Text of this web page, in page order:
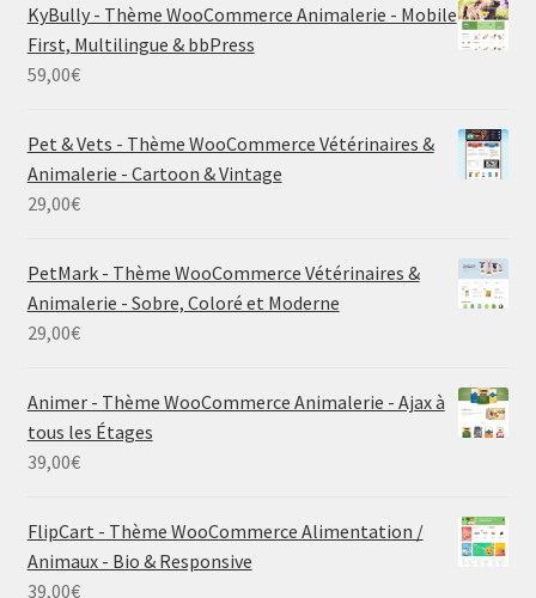
KyBully - Thème WooCommerce Animalerie - Mobile
First, Multilingue & bbPress
59,00€
Pet & Vets - Thème WooCommerce Vétérinaires &
Animalerie - Cartoon & Vintage
29,00€
PetMark - Thème WooCommerce Vétérinaires &
Animalerie - Sobre, Coloré et Moderne
29,00€
Animer - Thème WooCommerce Animalerie - Ajax à
tous les Étages
39,00€
FlipCart - Thème WooCommerce Alimentation /
Animaux - Bio & Responsive
39,00€